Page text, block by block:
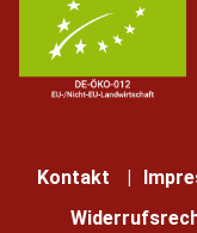
Kontakt